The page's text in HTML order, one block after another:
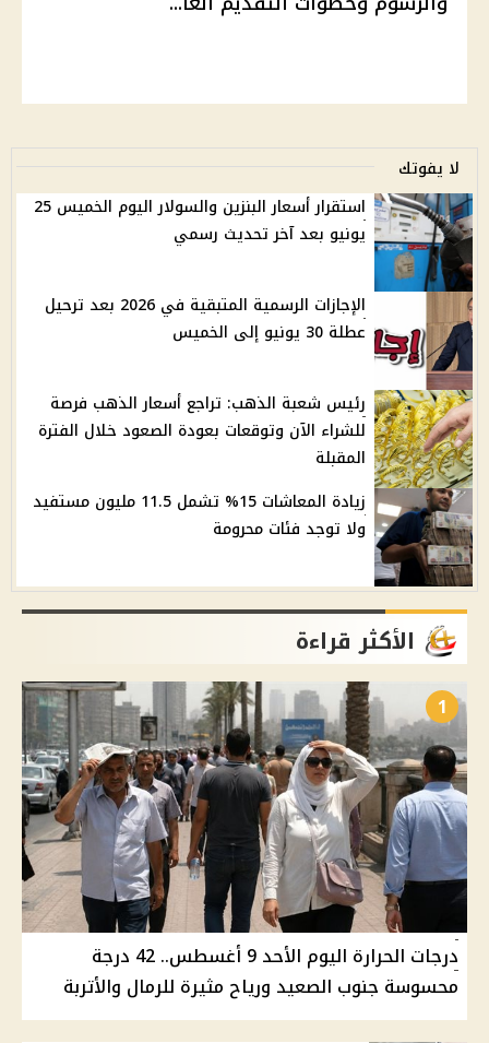
لا يفوتك
استقرار أسعار البنزين والسولار اليوم الخميس 25
يونيو بعد آخر تحديث رسمي
الإجازات الرسمية المتبقية في 2026 بعد ترحيل
عطلة 30 يونيو إلى الخميس
رئيس شعبة الذهب: تراجع أسعار الذهب فرصة
للشراء الآن وتوقعات بعودة الصعود خلال الفترة
المقبلة
زيادة المعاشات 15% تشمل 11.5 مليون مستفيد
ولا توجد فئات محرومة
الأكثر قراءة
1
درجات الحرارة اليوم الأحد 9 أغسطس.. 42 درجة
محسوسة جنوب الصعيد ورياح مثيرة للرمال والأتربة